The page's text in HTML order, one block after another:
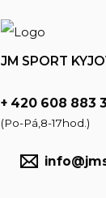
JM SPORT
+ 420 608 883
(Po-Pá,8-17hod.)